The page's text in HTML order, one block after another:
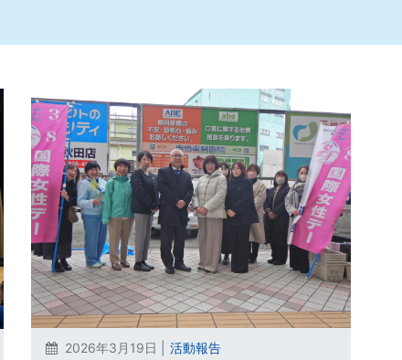
2026年3月19日 | 活動報告